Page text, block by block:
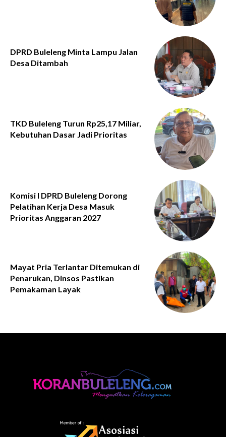
DPRD Buleleng Minta Lampu Jalan
Desa Ditambah
TKD Buleleng Turun Rp25,17 Miliar,
Kebutuhan Dasar Jadi Prioritas
Komisi I DPRD Buleleng Dorong
Pelatihan Kerja Desa Masuk
Prioritas Anggaran 2027
Mayat Pria Terlantar Ditemukan di
Penarukan, Dinsos Pastikan
Pemakaman Layak